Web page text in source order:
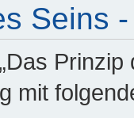
Seins
mit